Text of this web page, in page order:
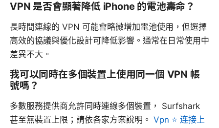
VPN 是否會顯著降低 iPhone 的電池壽命？
長時間連線的 VPN 可能會略微增加電池使用，但選擇
高效的協議與優化設計可降低影響。通常在日常使用中
差異不大。
我可以同時在多個裝置上使用同一個 VPN 帳
號嗎？
多數服務提供商允許同時連線多個裝置， Surfshark
甚至無裝置上限；請依各家方案說明。 Vpn ⭐ 连接上